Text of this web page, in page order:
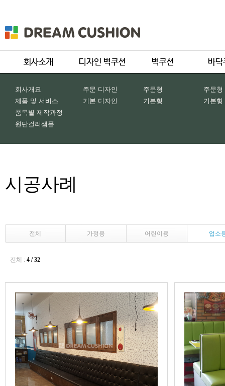
회사개요
제품 및 서비스
품목별 제작과정
원단컬러샘플
주문 디자인
기본 디자인
주문형
기본형
주문형
기본형
시공사례
전체 가정용 어린이용 업소
전체 : 4 / 32